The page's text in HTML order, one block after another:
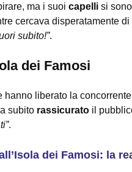
ma i suoi capelli si
cercava disperatamente di
subito!”.
dei Famosi
liberato la
subito rassicurato il
.
dei Famosi: la